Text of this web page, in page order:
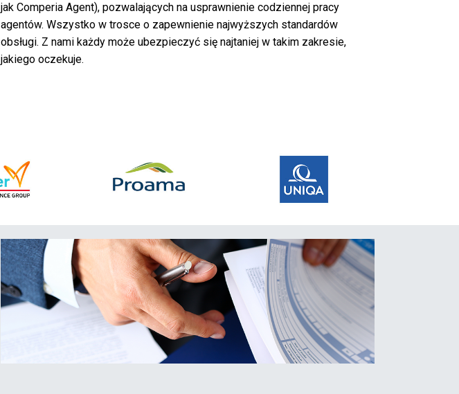
jak Comperia Agent), pozwalających na usprawnienie codziennej pracy
agentów. Wszystko w trosce o zapewnienie najwyższych standardów
obsługi. Z nami każdy może ubezpieczyć się najtaniej w takim zakresie,
jakiego oczekuje.